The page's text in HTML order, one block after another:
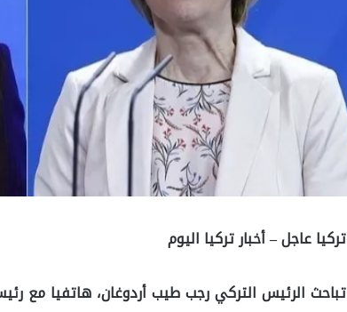
تركيا عاجل – أخبار تركيا اليوم
تباحث الرئيس التركي رجب طيب أردوغان، هاتفيا مع